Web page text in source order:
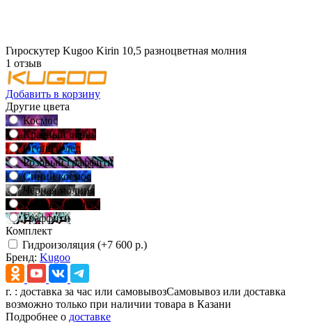
Гироскутер Kugoo Kirin 10,5 разноцветная молния
1 отзыв
Добавить в корзину
Другие цвета
Космос
Красный огонь
Огонь и лед
Розовый граффити
Синий космос
Черная молния
Красная молния
Граффити
Комплект
Гидроизоляция (+7 600 р.)
Бренд: Kugoo
г. : доставка за час или самовывозСамовывоз или доставка
возможно только при наличии товара в Казани
Подробнее о доставке